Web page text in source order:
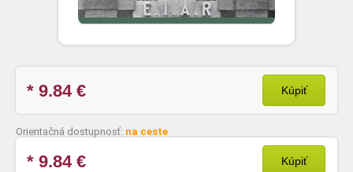
* 9.84€ Kúpiť
Orientačná dostupnosť: na ceste
* 9.84€ Kúpiť